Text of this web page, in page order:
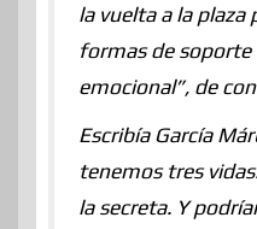
la vuelta a la plaza
formas de soporte
emocional”, de
Escribía García
tenemos tres
la secreta. Y